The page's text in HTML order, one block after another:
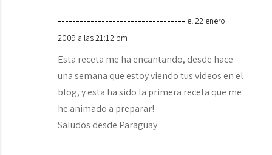
----------------------------------- el 22 enero
2009 a las 21:12 pm
Esta receta me ha encantando, desde hace
una semana que estoy viendo tus videos en el
blog, y esta ha sido la primera receta que me
he animado a preparar!
Saludos desde Paraguay